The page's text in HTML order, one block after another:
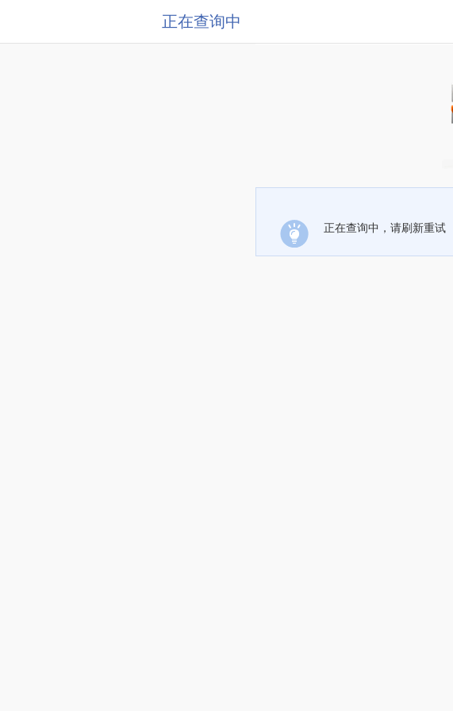
正在查询中
正在查询中，请刷新重试